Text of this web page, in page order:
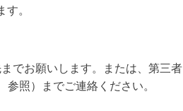
。
でお願いします。または、第三者
照）までご連絡ください。